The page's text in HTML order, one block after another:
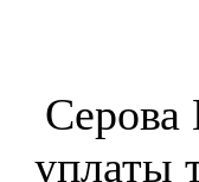
Серова
уплаты